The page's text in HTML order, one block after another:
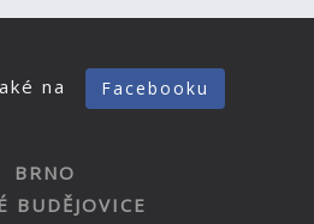
na Facebooku
BRNO
BUDĚJOVICE